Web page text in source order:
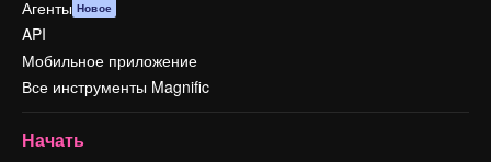
Агенты Новое
API
Мобильное приложение
Все инструменты Magnific
Начать